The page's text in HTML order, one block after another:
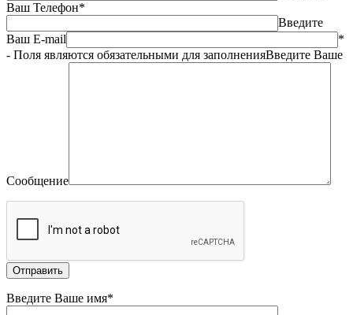
Ваш Телефон*
Введите
Ваш E-mail
*
- Поля являются обязательными для заполненияВведите Ваше
Сообщение
Введите Ваше имя*